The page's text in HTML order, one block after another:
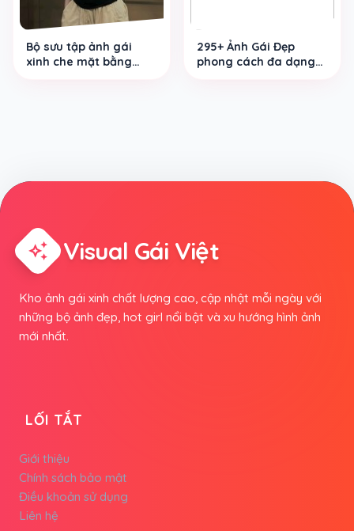
Bộ sưu tập ảnh gái
xinh che mặt bằng
295+ Ảnh Gái Đẹp
phong cách đa dạng
auto_awesome Visual Gái Việt
Kho ảnh gái xinh chất lượng cao, cập nhật mỗi ngày với
những bộ ảnh đẹp, hot girl nổi bật và xu hướng hình ảnh
mới nhất.
LỐI TẮT
Giới thiệu
Chính sách bảo mật
Điều khoản sử dụng
Liên hệ